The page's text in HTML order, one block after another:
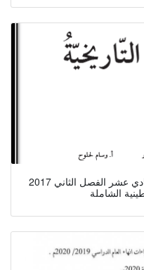
كتاب الدراسات التاريخية للصف الحادي عشر الفصل الثاني 2017